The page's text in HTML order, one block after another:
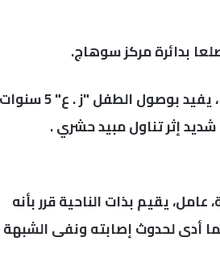
بدائرة مركز سوهاج.
حيث تلقى مأمور مركز شرطة سوهاج بلاغاً من مستشفى سوهاج العام ، يفيد بوصول الطفل "ز . ع" 5 سنوات
إثر تناول مبيد حشري .
البحث الجنائي بالمركز وبالفحص وسؤال عمه " ا . ع " 35 سنة، عامل، يقيم بذات الناحية قرر بأنه
أدى لحدوث إصابته ونفى الشبهة